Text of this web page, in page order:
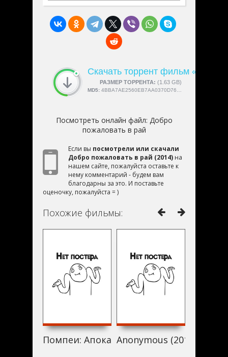
Скачать торрент фильм «Добро
РАЗМЕР ТОРРЕНТА: (1.63 GB)
СКАЧАЛИ:4189
MD5: 4BBA7AE2560EB7AA0370D767D61D5C3E
Посмотреть онлайн файл: Добро
пожаловать в рай
Если вы посмотрели или скачали
Добро пожаловать в рай (2014) на
нашем сайте, пожалуйста оставьте к
нему комментарий - будем вам
благодарны за это. И поставьте
оценочку, пожалуйста = )
Похожие фильмы:
Помпеи: Апокалипсис (2014)
Anonymous (2014)